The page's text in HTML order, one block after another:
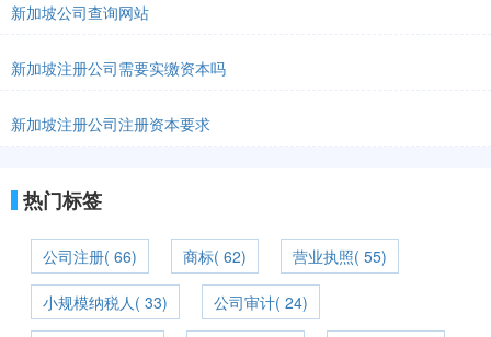
新加坡公司查询网站
新加坡注册公司需要实缴资本吗
新加坡注册公司注册资本要求
热门标签
公司注册( 66) 商标( 62) 营业执照( 55)
小规模纳税人( 33) 公司审计( 24)